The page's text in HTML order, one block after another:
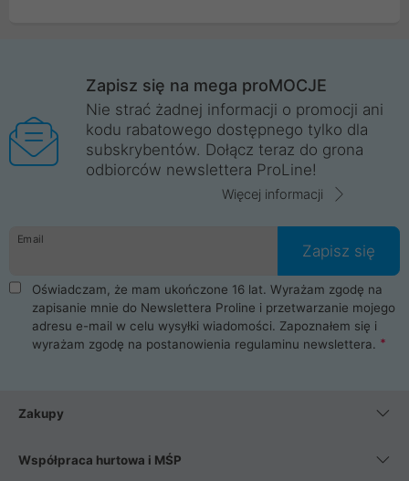
Wrocław, Poznań, Legnica, Katowice, Gliwice, Kalisz, Bytom,
Trzebnica, Opole. Szybka i profesjonalna obsługa!
ProLine to polska firma ze 100% polskim kapitałem. Działamy
legalnie i płacimy podatki w naszym kraju! Posiadamy siedzibę
główną w Mirkowie oraz salony na terenie kraju. Cała
komunikacja ze sklepem komputerowym ProLine jest
danych osobowych. Dlatego zakup notebooka albo laptopa w
ProLine to czysta przyjemność i pełne bezpieczeństwo.
Zaopatrzysz się u nas w akcesoria i części komputerowe
takie jak procesory, karty graficzne, płyty główne, pamięci,
dyski SSD, M.2 oraz HDD. Nasi pracownicy pomogą Ci wybrać
najlepszy zasilacz komputerowy oraz obudowę do komputera.
Poza komputerami mamy również najlepsze na rynku
Smartfony takich producentów jak Xiaomi, Apple, Samsung i
wentylatory. Na koniec mając już to wszystko, możesz
Zapisz się na mega proMOCJE
Nie strać żadnej informacji o promocji ani
kodu rabatowego dostępnego tylko dla
subskrybentów. Dołącz teraz do grona
odbiorców newslettera ProLine!
Więcej informacji
Email
Zapisz się
Oświadczam, że mam ukończone 16 lat. Wyrażam zgodę na
zapisanie mnie do Newslettera Proline i przetwarzanie mojego
adresu e-mail w celu wysyłki wiadomości. Zapoznałem się i
wyrażam zgodę na postanowienia regulaminu newslettera.
Zakupy
Współpraca hurtowa i MŚP